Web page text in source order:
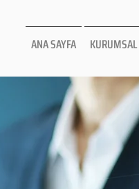
ANA SAYFA KURUMSAL